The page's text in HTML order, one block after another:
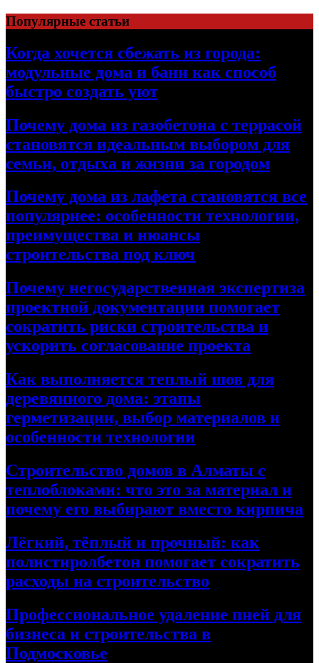
Перейти
к
содержимому
Популярные статьи
Когда хочется сбежать из города:
модульные дома и бани как способ
быстро создать уют
Почему дома из газобетона с террасой
становятся идеальным выбором для
семьи, отдыха и жизни за городом
Почему дома из лафета становятся все
популярнее: особенности технологии,
преимущества и нюансы
строительства под ключ
Почему негосударственная экспертиза
проектной документации помогает
сократить риски строительства и
ускорить согласование проекта
Как выполняется теплый шов для
деревянного дома: этапы
герметизации, выбор материалов и
особенности технологии
Строительство домов в Алматы с
теплоблоками: что это за материал и
почему его выбирают вместо кирпича
Лёгкий, тёплый и прочный: как
полистиролбетон помогает сократить
расходы на строительство
Профессиональное удаление пней для
бизнеса и строительства в
Подмосковье